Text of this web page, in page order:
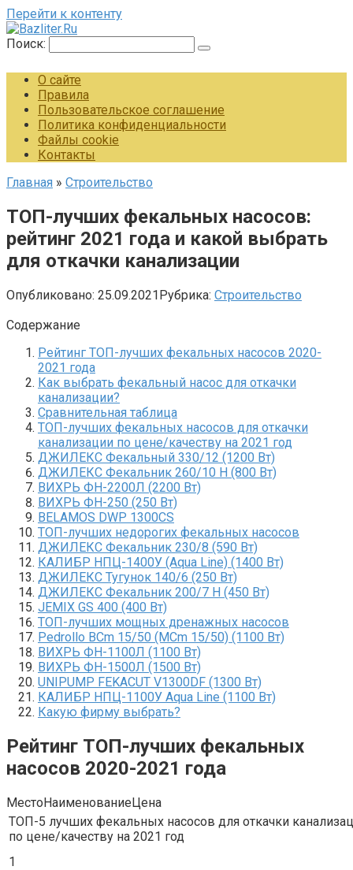
Перейти к контенту
Поиск:
О сайте
Правила
Пользовательское соглашение
Политика конфиденциальности
Файлы cookie
Контакты
Главная » Строительство
ТОП-лучших фекальных насосов:
рейтинг 2021 года и какой выбрать
для откачки канализации
Опубликовано: 25.09.2021Рубрика: Строительство
Содержание
Рейтинг ТОП-лучших фекальных насосов 2020-
2021 года
Как выбрать фекальный насос для откачки
канализации?
Сравнительная таблица
ТОП-лучших фекальных насосов для откачки
канализации по цене/качеству на 2021 год
ДЖИЛЕКС Фекальный 330/12 (1200 Вт)
ДЖИЛЕКС Фекальник 260/10 Н (800 Вт)
ВИХРЬ ФН-2200Л (2200 Вт)
ВИХРЬ ФН-250 (250 Вт)
BELAMOS DWP 1300CS
ТОП-лучших недорогих фекальных насосов
ДЖИЛЕКС Фекальник 230/8 (590 Вт)
КАЛИБР НПЦ-1400У (Aqua Line) (1400 Вт)
ДЖИЛЕКС Тугунок 140/6 (250 Вт)
ДЖИЛЕКС Фекальник 200/7 Н (450 Вт)
JEMIX GS 400 (400 Вт)
ТОП-лучших мощных дренажных насосов
Pedrollo BCm 15/50 (MCm 15/50) (1100 Вт)
ВИХРЬ ФН-1100Л (1100 Вт)
ВИХРЬ ФН-1500Л (1500 Вт)
UNIPUMP FEKACUT V1300DF (1300 Вт)
КАЛИБР НПЦ-1100У Aqua Line (1100 Вт)
Какую фирму выбрать?
Рейтинг ТОП-лучших фекальных
насосов 2020-2021 года
МестоНаименованиеЦена
ТОП-5 лучших фекальных насосов для откачки
по цене/качеству на 2021 год
1